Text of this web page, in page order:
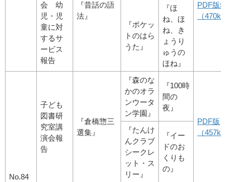
会 幼
児・児
童に対
するサ
ービス
報告
『昔話の語
法』
PDF版
（
『ポケッ
トのはら
うた』
『ほ
ね、ほ
ね、き
ょうり
ゅうの
ほね』
No.84
子ども
図書研
究室講
演会報
告
『倉橋惣三
選集』
『森のな
かのオラ
ンウータ
ン学園』
『100時
間の
夜』
PDF版
（
『たんけ
んクラブ
シークレ
ット・ス
リー』
『イー
ドのお
くりも
の』